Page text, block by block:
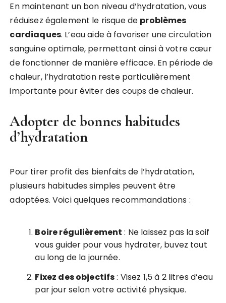
En maintenant un bon niveau d’hydratation, vous
réduisez également le risque de problèmes
cardiaques. L’eau aide à favoriser une circulation
sanguine optimale, permettant ainsi à votre cœur
de fonctionner de manière efficace. En période de
chaleur, l’hydratation reste particulièrement
importante pour éviter des coups de chaleur.
Adopter de bonnes habitudes
d’hydratation
Pour tirer profit des bienfaits de l’hydratation,
plusieurs habitudes simples peuvent être
adoptées. Voici quelques recommandations :
Boire régulièrement : Ne laissez pas la soif
vous guider pour vous hydrater, buvez tout
au long de la journée.
Fixez des objectifs: Visez 1,5 à 2 litres d’eau
par jour selon votre activité physique.